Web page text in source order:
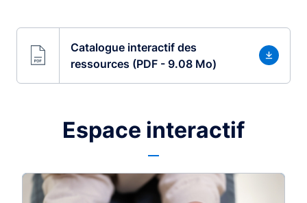
Catalogue interactif des
ressources (PDF - 9.08 Mo)
Espace interactif